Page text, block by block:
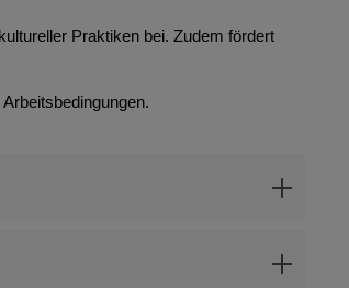
Praktiken bei. Zudem fördert